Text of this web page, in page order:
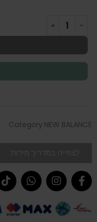
Category NEW BALANCE